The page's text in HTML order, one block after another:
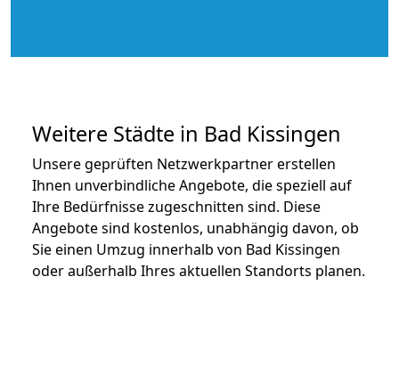
Weitere Städte in Bad Kissingen
Unsere geprüften Netzwerkpartner erstellen
Ihnen unverbindliche Angebote, die speziell auf
Ihre Bedürfnisse zugeschnitten sind. Diese
Angebote sind kostenlos, unabhängig davon, ob
Sie einen Umzug innerhalb von Bad Kissingen
oder außerhalb Ihres aktuellen Standorts planen.